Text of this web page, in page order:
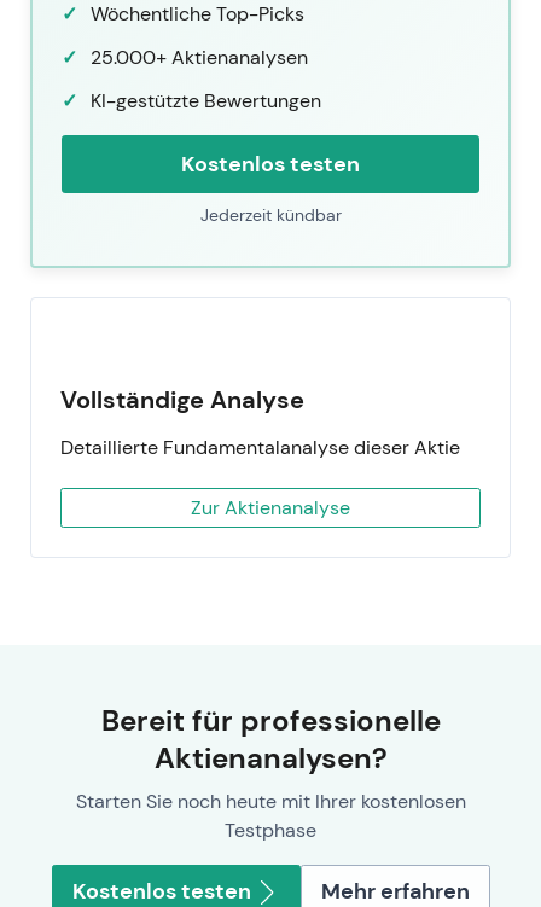
Wöchentliche Top-Picks
25.000+ Aktienanalysen
KI-gestützte Bewertungen
Kostenlos testen
Jederzeit kündbar
Vollständige Analyse
Detaillierte Fundamentalanalyse dieser Aktie
Zur Aktienanalyse
Bereit für professionelle
Aktienanalysen?
Starten Sie noch heute mit Ihrer kostenlosen
Testphase
Kostenlos testen Mehr erfahren